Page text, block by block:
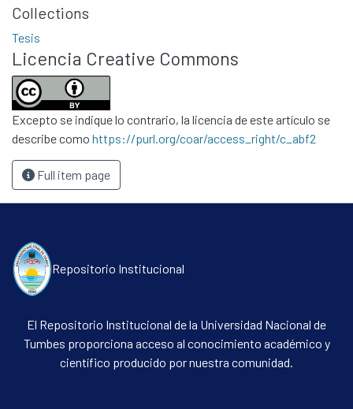
Contacto
Políticas
Collections
Tesis
Licencia Creative Commons
Excepto se indique lo contrario, la licencia de este artículo se
describe como https://purl.org/coar/access_right/c_abf2
Full item page
Repositorio Institucional
El Repositorio Institucional de la Universidad Nacional de
Tumbes proporciona acceso al conocimiento académico y
científico producido por nuestra comunidad.